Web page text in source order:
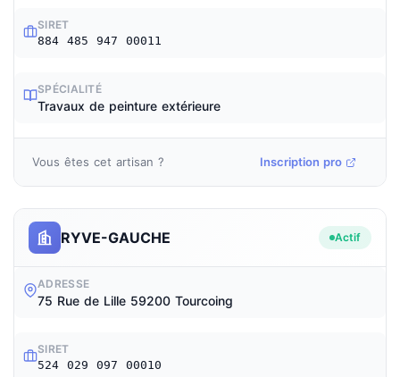
SIRET
884 485 947 00011
SPÉCIALITÉ
Travaux de peinture extérieure
Vous êtes cet artisan ? Inscription pro
RYVE-GAUCHE Actif
ADRESSE
75 Rue de Lille 59200 Tourcoing
SIRET
524 029 097 00010